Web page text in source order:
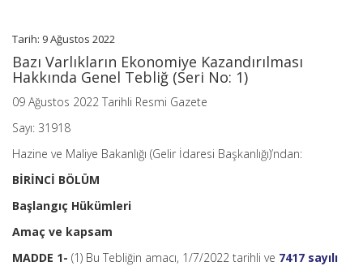
Tarih: 9 Ağustos 2022
Bazı Varlıkların Ekonomiye Kazandırılması
Hakkında Genel Tebliğ (Seri No: 1)
09 Ağustos 2022 Tarihli Resmi Gazete
Sayı: 31918
Hazine ve Maliye Bakanlığı (Gelir İdaresi Başkanlığı)’ndan:
BİRİNCİ BÖLÜM
Başlangıç Hükümleri
Amaç ve kapsam
MADDE 1- (1) Bu Tebliğin amacı, 1/7/2022 tarihli ve 7417 sayılı